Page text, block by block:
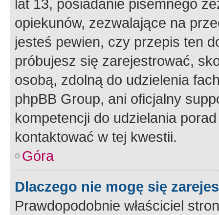
lat 13, posiadanie pisemnego
opiekunów, zezwalające na
jesteś pewien, czy przepis ten
próbujesz się zarejestrować,
osobą, zdolną do udzielenia
phpBB Group, ani oficjalny
kompetencji do udzielania
kontaktować w tej kwestii.
Góra
Dlaczego nie mogę się
Prawdopodobnie właściciel